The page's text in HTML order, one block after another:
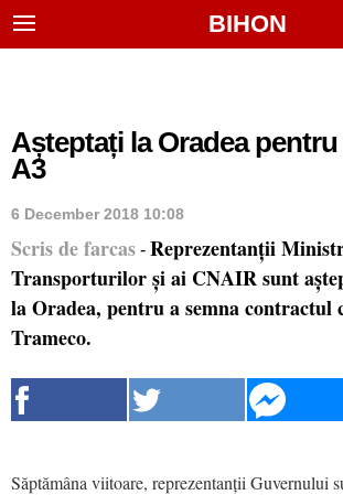
BIHON
Așteptați la Oradea
A3
6 December 2018 10:08
Scris de farcas - Reprezentanții
Transporturilor și ai CNAIR sunt
la Oradea, pentru a semna contractul
Trameco.
Săptămâna viitoare, reprezentanții Guvernului